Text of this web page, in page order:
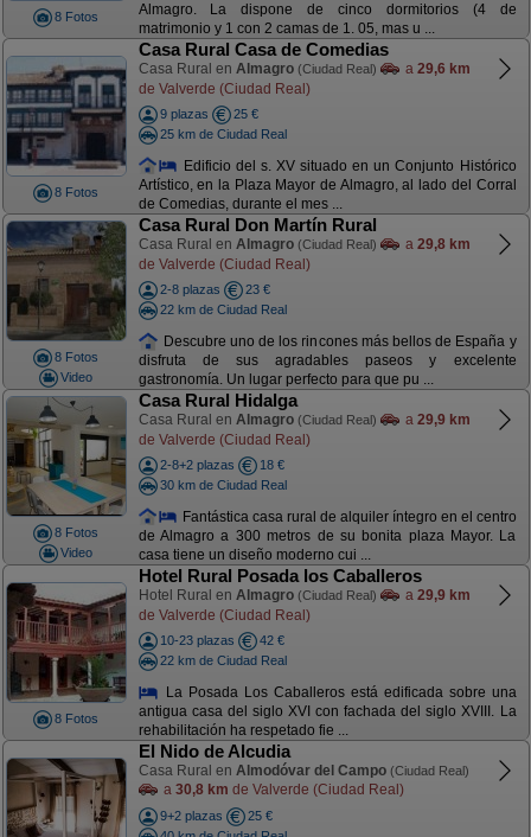
8 Fotos
Almagro. La dispone de cinco dormitorios (4 de
matrimonio y 1 con 2 camas de 1. 05, mas u ...
8 Fotos
Casa Rural Casa de Comedias
Casa Rural en Almagro (Ciudad Real) a 29,6 km
de Valverde (Ciudad Real)
9 plazas
25 €
25 km de Ciudad Real
Edificio del s. XV situado en un Conjunto Histórico
Artístico, en la Plaza Mayor de Almagro, al lado del Corral
de Comedias, durante el mes ...
8 Fotos
Video
Casa Rural Don Martín Rural
Casa Rural en Almagro (Ciudad Real) a 29,8 km
de Valverde (Ciudad Real)
2-8 plazas
23 €
22 km de Ciudad Real
Descubre uno de los rincones más bellos de España y
disfruta de sus agradables paseos y excelente
gastronomía. Un lugar perfecto para que pu ...
8 Fotos
Video
Casa Rural Hidalga
Casa Rural en Almagro (Ciudad Real) a 29,9 km
de Valverde (Ciudad Real)
2-8+2 plazas
18 €
30 km de Ciudad Real
Fantástica casa rural de alquiler íntegro en el centro
de Almagro a 300 metros de su bonita plaza Mayor. La
casa tiene un diseño moderno cui ...
8 Fotos
Hotel Rural Posada los Caballeros
Hotel Rural en Almagro (Ciudad Real) a 29,9 km
de Valverde (Ciudad Real)
10-23 plazas
42 €
22 km de Ciudad Real
La Posada Los Caballeros está edificada sobre una
antigua casa del siglo XVI con fachada del siglo XVIII. La
rehabilitación ha respetado fie ...
El Nido de Alcudia
Casa Rural en Almodóvar del Campo (Ciudad Real)
a 30,8 km de Valverde (Ciudad Real)
9+2 plazas
25 €